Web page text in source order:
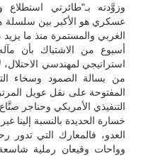
وزوَّدته بـ"طائرتي
عسكري هو الأكبر بين سلسلة
أسبوع من الاشتباك بأن
من بسالة الصمود وسخاء
المفتوحة على نقل عويل
التنفيذي الأمريكي وحناجر صنَّاع
خسارة الحديدة بالنسبة إلينا
العدو، فالمعارك التي
وواحات وقيعان رملية